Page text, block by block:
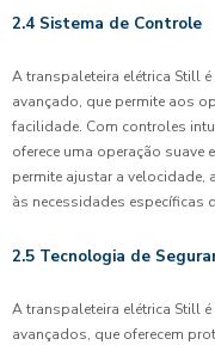
2.4 Sistema de Controle
A transpaleteira elétrica Still
avançado, que permite aos
facilidade. Com controles
oferece uma operação
permite ajustar a velocidade,
às necessidades específicas
2.5 Tecnologia de
A transpaleteira elétrica Still
avançados, que oferecem